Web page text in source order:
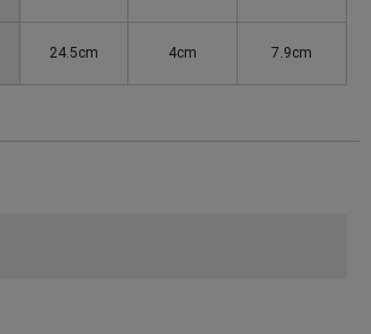
24.5cm 4cm 7.9cm